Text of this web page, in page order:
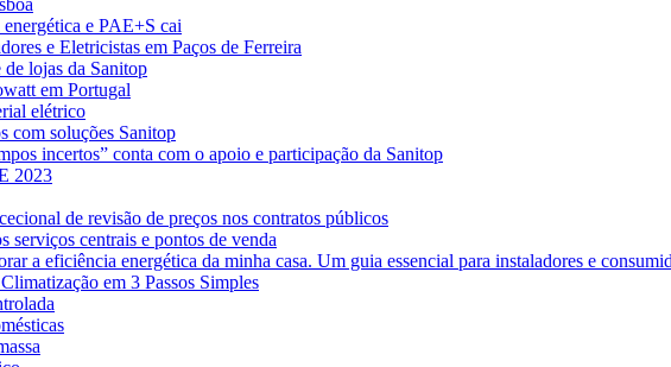
e PAE+S cai
e Eletricistas em Paços de Ferreira
lojas da Sanitop
em Portugal
elétrico
com soluções Sanitop
incertos” conta com o apoio e participação da Sanitop
2023
de revisão de preços nos contratos públicos
serviços centrais e pontos de venda
a eficiência energética da minha casa. Um guia essencial para instaladores e
em 3 Passos Simples